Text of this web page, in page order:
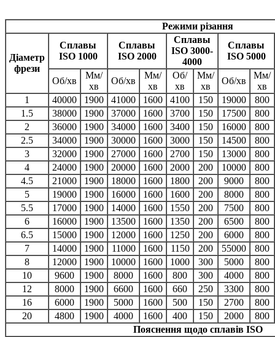
Режими різання
Діаметр
фрези
Сплавы
ISO 1000
Сплавы
ISO 2000
Сплавы
ISO 3000-
4000
Сплавы
ISO 5000
Об/хв
Мм/
хв
Об/хв
Мм/
хв
Об/
хв
Мм/
хв
Об/хв
Мм/
хв
1
40000 1900 41000 1600 4100 150 19000
800
1.5
38000 1900 37000 1600 3700 150 17500
800
2
36000 1900 34000 1600 3400 150 16000
800
2.5
34000 1900 30000 1600 3000 150 14500
800
3
32000 1900 27000 1600 2700 150 13000
800
4
24000 1900 20000 1600 2000 200 10000
800
4.5
21000 1900 18000 1600 1800 200 9000
800
5
19000 1900 16000 1600 1600 200 8000
800
5.5
17000 1900 14000 1600 1550 200 7500
800
6
16000 1900 13500 1600 1350 200 6500
800
6.5
15000 1900 12000 1600 1250 200 6000
800
7
14000 1900 11000 1600 1150 200 55000
800
8
12000 1900 10000 1600 1000 300 5000
800
10
9600 1900 8000 1600 800 300 4000
800
12
8000 1900 6600 1600 660 250 3300
800
16
6000 1900 5000 1600 500 150 2700
800
20
4800 1900 4000 1600 400 150 2000
800
Пояснення щодо сплавів ISO